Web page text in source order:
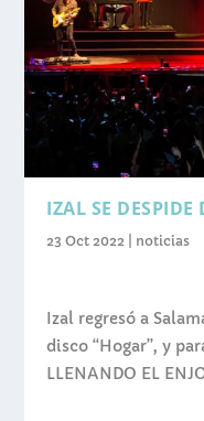
IZAL SE
23 Oct 2022 noticias
Izal regresó a
disco “Hogar”, y
LLENANDO EL